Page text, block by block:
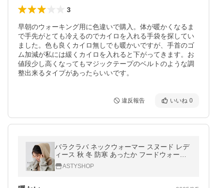
3
早朝のウォーキング用に色違いで購入。体が暖かくなるま
で手先がとても冷えるのでカイロを入れる手袋を探してい
ました。色も良くカイロ無しでも暖かいですが、手首のゴ
ム加減が私には緩くカイロを入れると下がってきます。お
値段少し高くなってもマジックテープのベルトのような調
整出来るタイプがあったらいいです。
違反報告 いいね 0
バラクラバ ネックウォーマー スヌード レデ
ィース 秋 冬 防寒 あったか フードウォーマ
ー マフラー ニット フード ニット帽 Fuliz フ
リス 送料無料
ASTYSHOP